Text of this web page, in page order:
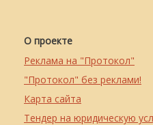
О проекте
Реклама на "Протокол"
"Протокол" без реклами!
Карта сайта
Тендер на юридическую